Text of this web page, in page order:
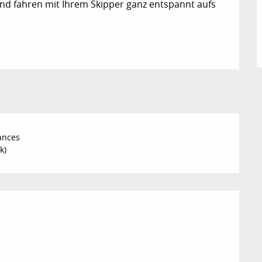
fahren mit Ihrem Skipper ganz entspannt aufs